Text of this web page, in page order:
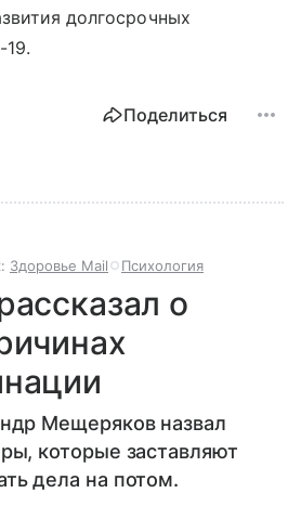
долгосрочных
Поделиться
Здоровье Mail Психология
о
Мещеряков назвал
которые заставляют
дела на потом.